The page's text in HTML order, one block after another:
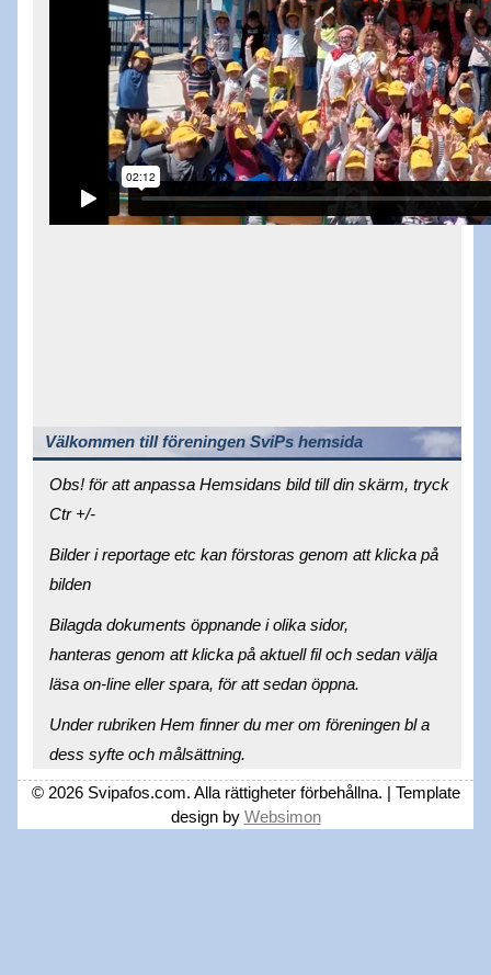
Välkommen till föreningen SviPs hemsida
Obs! för att anpassa Hemsidans bild till din skärm, tryck
Ctr +/-
Bilder i reportage etc kan förstoras genom att klicka på
bilden
Bilagda dokuments öppnande i olika sidor,
hanteras genom att klicka på aktuell fil och sedan välja
läsa on-line eller spara, för att sedan öppna.
Under rubriken Hem finner du mer om föreningen bl a
dess syfte och målsättning.
© 2026 Svipafos.com. Alla rättigheter förbehållna. | Template
design by Websimon